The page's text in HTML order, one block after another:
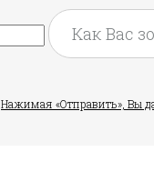
Нажимая «Отправить», Вы